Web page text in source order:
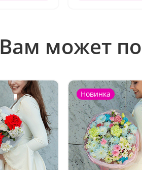
Вам может
Новинка